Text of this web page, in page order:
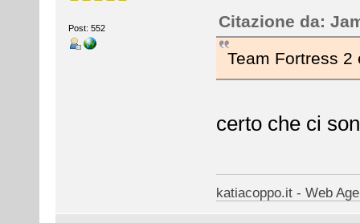
Post: 552
Citazione da:
Team Fortress 2
certo che ci
katiacoppo.it - Web